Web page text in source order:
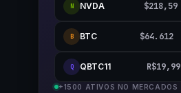
N NVDA $218,59
B BTC $64.612
Q QBTC11 R$19,99
+1500 ATIVOS NO MERCADOS